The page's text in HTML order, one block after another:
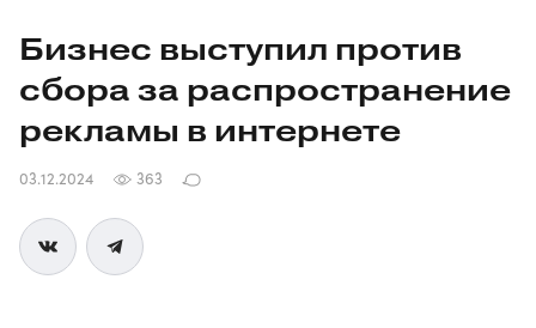
Бизнес выступил против
сбора за распространение
рекламы в интернете
03.12.2024 363